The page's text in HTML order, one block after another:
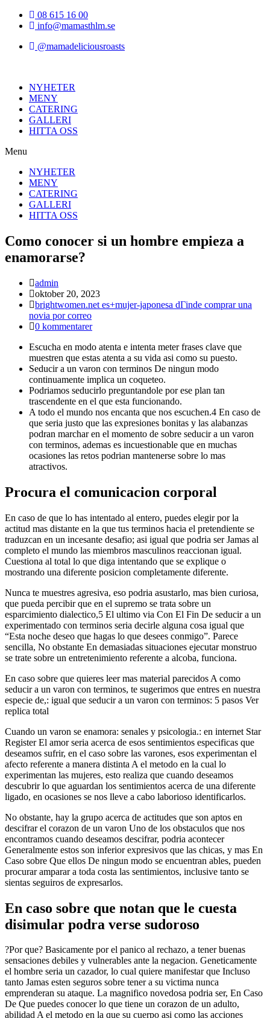
Hoppa
08 615 16 00
info@mamasthlm.se
@mamadeliciousroasts
NYHETER
MENY
CATERING
GALLERI
HITTA OSS
Menu
NYHETER
MENY
CATERING
GALLERI
HITTA OSS
Como conocer si un hombre empieza a
enamorarse?
Inläggsförfattare:
admin
Inlägget
publicerat:
oktober 20, 2023
Inläggskategori:
brightwomen.net es+mujer-japonesa dГіnde comprar una
novia por correo
Kommentarer
inlägget:
0 kommentarer
Escucha en modo atenta e intenta meter frases clave que
muestren que estas atenta a su vida asi como su puesto.
Seducir a un varon con terminos De ningun modo
continuamente implica un coqueteo.
Podriamos seducirlo preguntandole por ese plan tan
trascendente en el que esta funcionando.
A todo el mundo nos encanta que nos escuchen.4 En caso de
que seria justo que las expresiones bonitas y las alabanzas
podran marchar en el momento de sobre seducir a un varon
con terminos, ademas es incuestionable que en muchas
ocasiones las retos podrian mantenerse sobre lo mas
atractivos.
Procura el comunicacion corporal
En caso de que lo has intentado al entero, puedes elegir por la
actitud mas distante en la que tus terminos hacia el pretendiente se
traduzcan en un incesante desafio; asi igual que podri­a ser Jamas al
completo el mundo las miembros masculinos reaccionan igual.
Cuestiona al total lo que diga intentando que se explique o
mostrando una diferente posicion completamente diferente.
Nunca te muestres agresiva, eso podria asustarlo, mas bien curiosa,
que pueda percibir que en el supremo se trata sobre un
esparcimiento dialectico,5 El ultimo vi­a Con El Fin De seducir a un
experimentado con terminos seri­a decirle alguna cosa igual que
“Esta noche deseo que hagas lo que desees conmigo”. Parece
sencilla, No obstante En demasiadas situaciones ejecutar monstruo
se trate sobre un entretenimiento referente a alcoba, funciona.
En caso sobre que quieres leer mas material parecidos A como
seducir a un varon con terminos, te sugerimos que entres en nuestra
especie de,: igual que seducir a un varon con terminos: 5 pasos Ver
replica total
Cuando un varon se enamora: senales y psicologia.: en internet Star
Register El amor seria acerca de esos sentimientos especificas que
deseamos sufrir, en el caso sobre las varones, esos experimentan el
afecto referente a manera distinta A el metodo en la cual lo
experimentan las mujeres, esto realiza que cuando deseamos
descubrir lo que aguardan los sentimientos acerca de una diferente
ligado, en ocasiones se nos lleve a cabo laborioso identificarlos.
No obstante, hay la grupo acerca de actitudes que son aptos en
descifrar el corazon de un varon Uno de los obstaculos que nos
encontramos cuando deseamos descifrar, podria acontecer
Generalmente estos son inferior expresivos que las chicas, y mas En
Caso sobre Que ellos De ningun modo se encuentran ables, pueden
procurar amparar a toda costa las sentimientos, inclusive tanto se
sientas seguiros de expresarlos.
En caso sobre que notan que le cuesta
disimular podra verse sudoroso
?Por que? Basicamente por el panico al rechazo, a tener buenas
sensaciones debiles y vulnerables ante la negacion. Geneticamente
el hombre seria un cazador, lo cual quiere manifestar que Incluso
tanto Jamas esten seguros sobre tener a su victima nunca
emprenderan su ataque. La magnifico novedosa podri­a ser, En Caso
De Que puedes conocer lo que tiene un corazon de un adulto,
abilidad A el metodo en la que su cuerpo asi­ como las acciones